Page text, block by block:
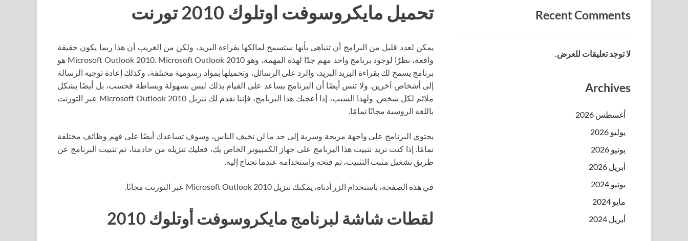
تحميل مايكروسوفت اوتلوك 2010 تورنت
يمكن لعدد قليل من البرامج أن تتباهى بأنها ستسمح لمالكها بقراءة البريد، ولكن من الغريب أن هذا ربما يكون حقيقة
واقعة، نظرًا لوجود برنامج واحد مهم جدًا لهذه المهمة، وهو Microsoft Outlook 2010. Microsoft Outlook 2010 هو
برنامج يسمح لك بقراءة البريد البريد، والرد على الرسائل، وتحميلها بمواد رسومية مختلفة، وكذلك إعادة توجيه الرسالة
إلى أشخاص آخرين. ولا تنس أيضًا أن البرنامج يساعد على القيام بذلك ليس بسهولة وبساطة فحسب، بل أيضًا بشكل
ملائم لكل شخص. ولهذا السبب، إذا أعجبك هذا البرنامج، فإننا نقدم لك تنزيل Microsoft Outlook 2010 عبر التورنت
باللغة الروسية مجانًا تمامًا.
يحتوي البرنامج على واجهة مريحة وسرية إلى حد ما لن تخيف الناس، وسوف تساعدك أيضًا على فهم وظائف مختلفة
تمامًا. إذا كنت تريد تثبيت هذا البرنامج على جهاز الكمبيوتر الخاص بك، فعليك تنزيله من خادمنا، ثم تثبيت البرنامج عن
طريق تشغيل مثبت التثبيت، ثم فتحه واستخدامه عندما تحتاج إليه.
في هذه الصفحة، باستخدام الزر أدناه، يمكنك تنزيل Microsoft Outlook 2010 عبر التورنت مجانًا.
لقطات شاشة لبرنامج مايكروسوفت أوتلوك 2010
Recent Comments
لا توجد تعليقات للعرض.
Archives
أغسطس 2026
يوليو 2026
يونيو 2026
أبريل 2026
يونيو 2024
مايو 2024
أبريل 2024